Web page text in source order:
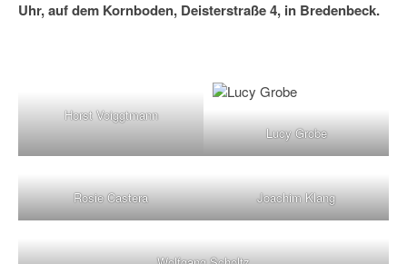
Uhr, auf dem Kornboden, Deisterstraße 4, in Bredenbeck.
Horst Voiggtmann
Lucy Grobe
Rosie Castera Joachim Klang